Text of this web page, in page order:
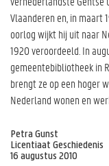
Vlaanderen en, in maart
oorlog wijkt hij uit naar
1920 veroordeeld. In
gemeentebibliotheek in
brengt ze op een hoger
Nederland wonen en
Petra Gunst
Licentiaat Geschiedenis
16 augustus 2010